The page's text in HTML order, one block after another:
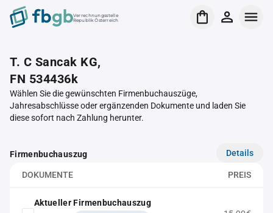
Verrechnungsstelle
Republik Österreich
T. C Sancak KG,
FN 534436k
Wählen Sie die gewünschten Firmenbuchauszüge,
Jahresabschlüsse oder ergänzenden Dokumente und laden Sie
diese sofort nach Zahlung herunter.
Firmenbuchauszug Details
DOKUMENTE PREIS
Aktueller Firmenbuchauszug